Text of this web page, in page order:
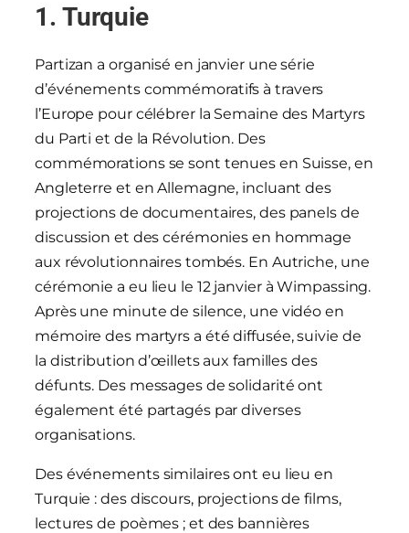
1. Turquie
Partizan a organisé en janvier une série
d’événements commémoratifs à travers
l’Europe pour célébrer la Semaine des Martyrs
du Parti et de la Révolution. Des
commémorations se sont tenues en Suisse, en
Angleterre et en Allemagne, incluant des
projections de documentaires, des panels de
discussion et des cérémonies en hommage
aux révolutionnaires tombés. En Autriche, une
cérémonie a eu lieu le 12 janvier à Wimpassing.
Après une minute de silence, une vidéo en
mémoire des martyrs a été diffusée, suivie de
la distribution d’œillets aux familles des
défunts. Des messages de solidarité ont
également été partagés par diverses
organisations.
Des événements similaires ont eu lieu en
Turquie : des discours, projections de films,
lectures de poèmes ; et des bannières